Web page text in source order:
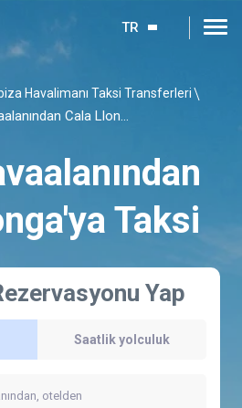
TR
Havalimanı Taksi Transferleri
İbiza Havaalanından Cala Llonga'ya Taksi
Taksi
Yap
Saatlik yolculuk